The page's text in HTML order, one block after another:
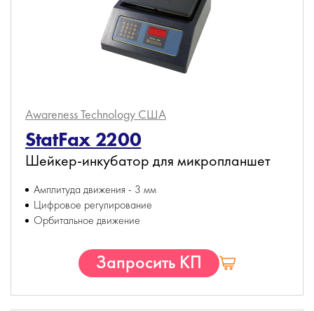
Awareness Technology США
StatFax 2200
Шейкер-инкубатор для микропланшет
Амплитуда движения - 3 мм
Цифровое регулирование
Орбитальное движение
Запросить КП